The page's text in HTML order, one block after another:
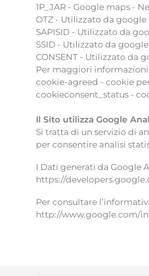
1P_JAR - Google maps -
OTZ - Utilizzato da google
SAPISID - Utilizzato da
SSID - Utilizzato da
CONSENT - Utilizzato da
Per maggiori
cookie-agreed - cookie
cookieconsent_status -
Il Sito utilizza Google
Si tratta di un servizio di
per consentire analisi
I Dati generati da Google
https://
Per consultare
http://www.google.com/